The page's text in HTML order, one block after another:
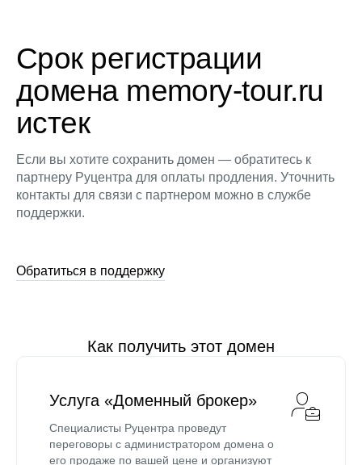
Срок регистрации
домена memory-tour.ru
истек
Если вы хотите сохранить домен — обратитесь к
партнеру Руцентра для оплаты продления. Уточнить
контакты для связи с партнером можно в службе
поддержки.
Обратиться в поддержку
Как получить этот домен
Услуга «Доменный брокер»
Специалисты Руцентра проведут
переговоры с администратором домена о
его продаже по вашей цене и организуют